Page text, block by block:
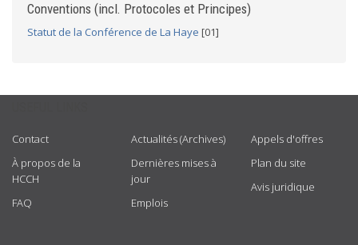
Conventions (incl. Protocoles et Principes)
Statut de la Conférence de La Haye [01]
Contact
À propos de la
HCCH
FAQ
Actualités (Archives)
Dernières mises à
jour
Emplois
Appels d'offres
Plan du site
Avis juridique